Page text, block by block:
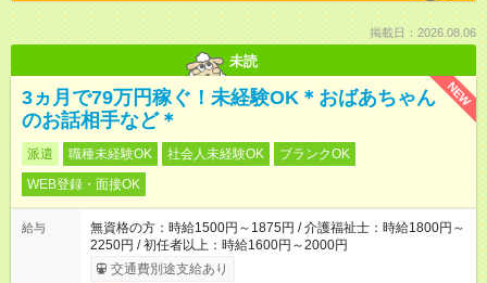
掲載日：2026.08.06
未読
NEW
3ヵ月で79万円稼ぐ！未経験OK＊おばあちゃん
のお話相手など＊
派遣 職種未経験OK 社会人未経験OK
ブランクOK
WEB登録・面接OK
給与
無資格の方：時給1500円～1875円 / 介護福祉士：時給1800円～
2250円 / 初任者以上：時給1600円～2000円
交通費別途支給あり